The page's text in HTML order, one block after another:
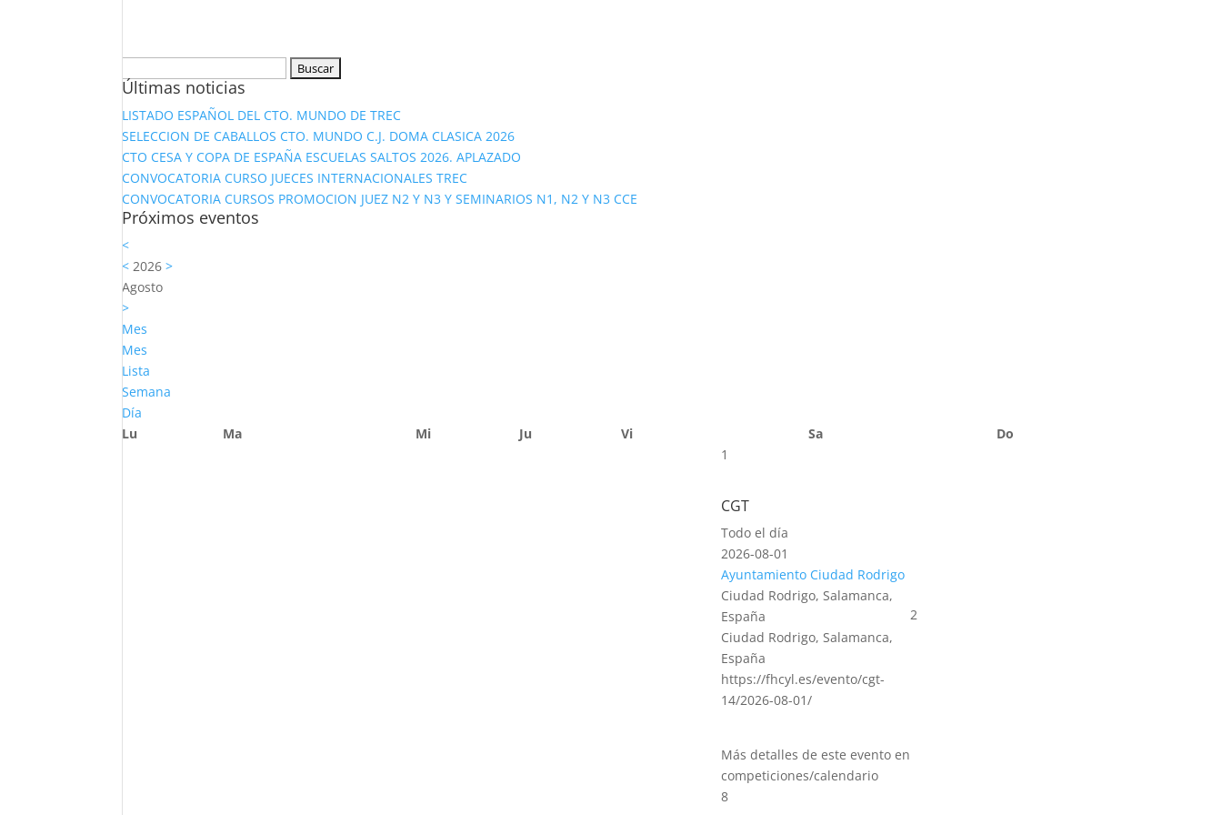
Últimas noticias
LISTADO ESPAÑOL DEL CTO. MUNDO DE TREC
SELECCION DE CABALLOS CTO. MUNDO C.J. DOMA CLASICA 2026
CTO CESA Y COPA DE ESPAÑA ESCUELAS SALTOS 2026. APLAZADO
CONVOCATORIA CURSO JUECES INTERNACIONALES TREC
CONVOCATORIA CURSOS PROMOCION JUEZ N2 Y N3 Y SEMINARIOS N1, N2 Y N3 CCE
Próximos eventos
<
< 2026>
Agosto
>
Mes
Mes
Lista
Semana
Día
Lu
Ma Mi Ju Vi Sa
Do
1
CGT
Todo el día
2026-08-01
Ayuntamiento Ciudad Rodrigo
Ciudad Rodrigo, Salamanca,
España
Ciudad Rodrigo, Salamanca,
España
https://fhcyl.es/evento/cgt-
14/2026-08-01/
Más detalles de este evento en
competiciones/calendario
2
8